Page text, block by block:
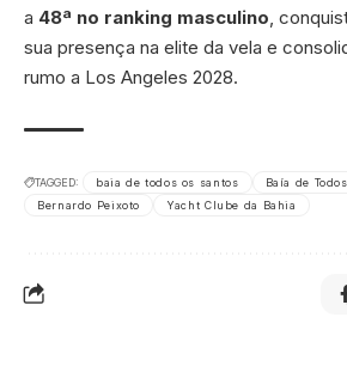
a 48ª no ranking masculino ,
sua presença na elite da vela e
rumo a Los Angeles 2028.
TAGGED: baia de todos os santos
Baía de
Bernardo Peixoto
Yacht Clube da Bahia